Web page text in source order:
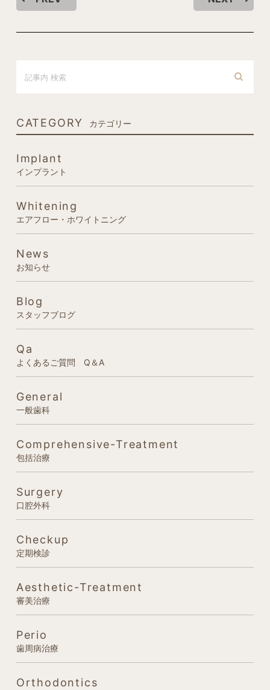
CATEGORY カテゴリー
Implant
インプラント
Whitening
エアフロー・ホワイトニング
News
お知らせ
Blog
スタッフブログ
Qa
よくあるご質問 Q＆A
General
一般歯科
Comprehensive-Treatment
包括治療
Surgery
口腔外科
Checkup
定期検診
Aesthetic-Treatment
審美治療
Perio
歯周病治療
Orthodontics